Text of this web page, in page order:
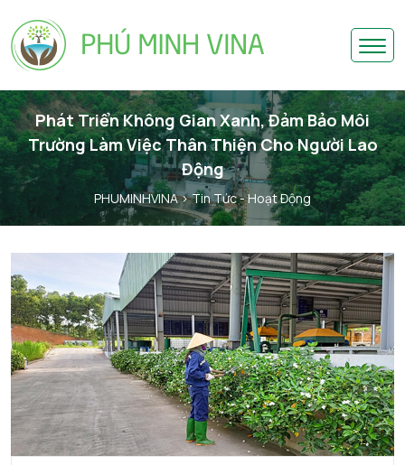
Phát Triển Không Gian Xanh, Đảm Bảo Môi
Trường Làm Việc Thân Thiện Cho Người Lao
Động
PHUMINHVINA> Tin Tức - Hoạt Động